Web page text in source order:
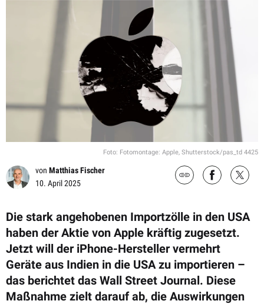
Foto: Fotomontage: Apple, Shutterstock/pas_td 4425
von Matthias Fischer
10. April 2025
Die stark angehobenen Importzölle in den USA
haben der Aktie von Apple kräftig zugesetzt.
Jetzt will der iPhone-Hersteller vermehrt
Geräte aus Indien in die USA zu importieren –
das berichtet das Wall Street Journal. Diese
Maßnahme zielt darauf ab, die Auswirkungen